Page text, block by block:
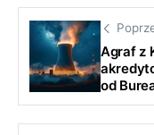
Agraf z
od